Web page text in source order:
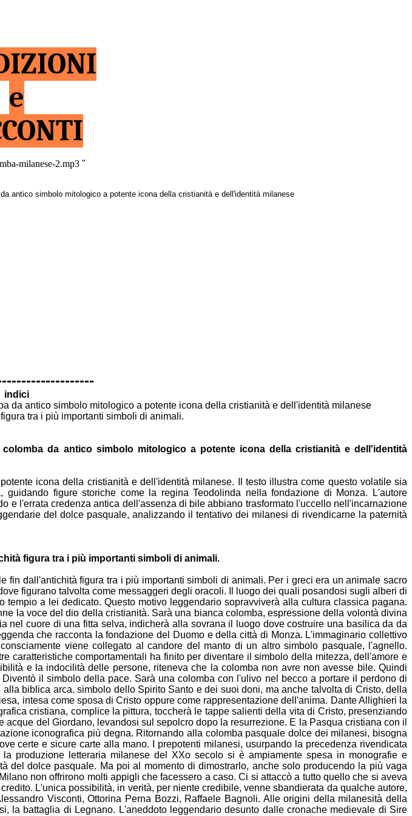
e
milanese-2.mp3 "
antico simbolo mitologico a potente icona della cristianità e dell'identità milanese
indici
da antico simbolo mitologico a potente icona della cristianità e dell'identità milanese
tra i più importanti simboli di animali.
colomba da antico simbolo mitologico a potente icona della cristianità e dell'identità
icona della cristianità e dell'identità milanese. Il testo illustra come questo volatile sia
guidando figure storiche come la regina Teodolinda nella fondazione di Monza.
L'autore
e l'errata credenzaantica dell'assenza di bile abbiano trasformato l'uccello nell'incarnazione
deldolce pasquale, analizzando il tentativo dei milanesi di rivendicarne la paternità
figura tra i più importanti simboli di animali.
fin dall'antichità figura tra i più importanti simboli di animali. Per i greci era un animale sacro
figurano talvolta come messaggeri degli oracoli. Il luogo dei quali posandosi sugli alberi di
tempio a lei dedicato. Questo motivo leggendario sopravviverà alla cultura classica pagana.
la voce del dio della cristianità. Sarà una bianca colomba, espressione della volontà divina
nel cuore di unafitta selva, indicherà alla sovrana il luogo dove costruire una basilica da da
che racconta lafondazione del Duomo e della città di Monza. L'immaginariocollettivo
viene collegato al candore del manto di un altro simbolo pasquale, l'agnello.
caratteristichecomportamentali ha finito per diventare il simbolo della mitezza, dell'amore e
e la indocilità delle persone, riteneva che la colomba non avre non avesse bile. Quindi
il simbolo della pace. Sarà una colomba con l'ulivo nel becco a portare il perdono di
alla biblica arca. simbolo dello Spirito Santo e dei suoi doni, ma anche talvolta di Cristo, della
intesa come sposa di Cristo oppure come rappresentazionedell'anima. Dante Allighieri la
cristiana, complice la pittura, toccherà le tappesalienti della vita di Cristo, presenziando
acque del Giordano, levandosi sul sepolcrodopo la resurrezione. E la Pasqua cristiana con il
iconografica più degna. Ritornando alla colomba pasquale dolce dei milanesi, bisogna
certe e sicure carte alla mano. I prepotenti milanesi, usurpando la precedenza rivendicata
la produzione letteraria milanese del XXo secolo si è ampiamente spesa in monografie e
del dolce pasquale. Ma poi al momento didimostrarlo, anche solo producendo la più vaga
non offrirono molti appigli che facessero acaso. Ci si attaccò a tutto quello che si aveva
L'unica possibilità, in verità, per nientecredibile, venne sbandierata da qualche autore,
Visconti, Ottorina Perna Bozzi, Raffaele Bagnoli. Alle origini della milanesità della
la battaglia di Legnano. L'aneddoto leggendario desunto dalle cronache medievale di Sire